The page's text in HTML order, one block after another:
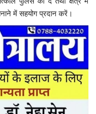
में सहयोग प्रदान करें।